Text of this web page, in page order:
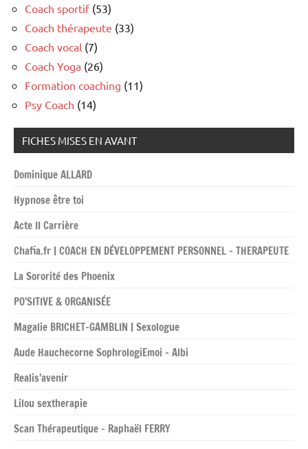
Coach sportif(53)
Coach thérapeute (33)
Coach vocal (7)
Coach Yoga (26)
Formation coaching (11)
Psy Coach (14)
FICHES MISES EN AVANT
Dominique ALLARD
Hypnose être toi
Acte II Carrière
Chafia.fr | COACH EN DÉVELOPPEMENT PERSONNEL – THERAPEUTE
La Sororité des Phoenix
PO’SITIVE & ORGANISÉE
Magalie BRICHET-GAMBLIN | Sexologue
Aude Hauchecorne SophrologiEmoi – Albi
Realis’avenir
Lilou sextherapie
Scan Thérapeutique – Raphaël FERRY